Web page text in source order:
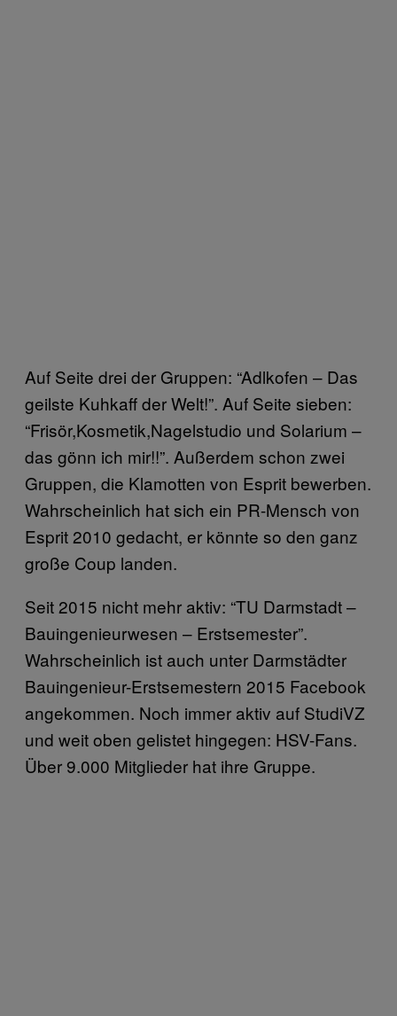
Auf Seite drei der Gruppen: “Adlkofen – Das
geilste Kuhkaff der Welt!”. Auf Seite sieben:
“Frisör,Kosmetik,Nagelstudio und Solarium –
das gönn ich mir!!”. Außerdem schon zwei
Gruppen, die Klamotten von Esprit bewerben.
Wahrscheinlich hat sich ein PR-Mensch von
Esprit 2010 gedacht, er könnte so den ganz
große Coup landen.
Seit 2015 nicht mehr aktiv: “TU Darmstadt –
Bauingenieurwesen – Erstsemester”.
Wahrscheinlich ist auch unter Darmstädter
Bauingenieur-Erstsemestern 2015 Facebook
angekommen. Noch immer aktiv auf StudiVZ
und weit oben gelistet hingegen: HSV-Fans.
Über 9.000 Mitglieder hat ihre Gruppe.